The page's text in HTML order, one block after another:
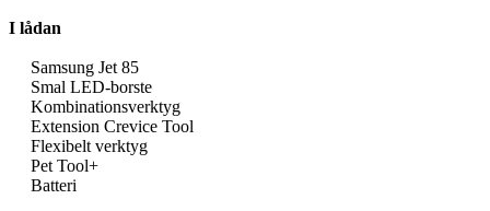
I lådan
Samsung Jet 85
Smal LED-borste
Kombinationsverktyg
Extension Crevice Tool
Flexibelt verktyg
Pet Tool+
Batteri